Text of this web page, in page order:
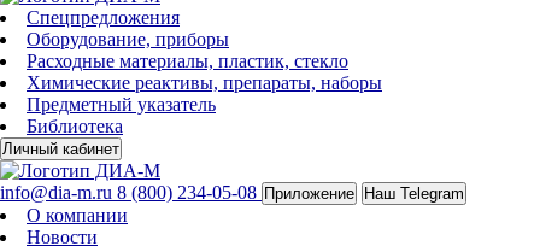
Спецпредложения
Оборудование, приборы
Расходные материалы, пластик, стекло
Химические реактивы, препараты, наборы
Предметный указатель
Библиотека
Личный кабинет
info@dia-m.ru 8 (800) 234-05-08 Приложение Наш Telegram
О компании
Новости